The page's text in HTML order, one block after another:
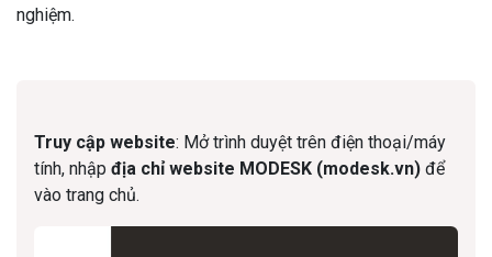
nghiệm.
Truy cập website: Mở trình duyệt trên điện thoại/máy
tính, nhập địa chỉ website MODESK (modesk.vn) để
vào trang chủ.